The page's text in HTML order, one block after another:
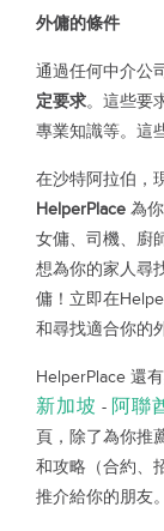
外傭的條件
通過任何中介公
定要求。這些要
專業知識等。這
在沙特阿拉伯，
HelperPlace 為
女傭、司機、廚
想為你的家人尋
傭！立即在
和尋找適合你的
HelperPlace 還
新加坡 - 阿聯
頁，除了為你推
和攻略（合約、
推介給你的朋友。